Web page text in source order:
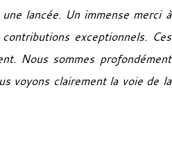
lancée. Un immense merci à
exceptionnels. Ces
Nous sommes profondément
voyons clairement la voie de la